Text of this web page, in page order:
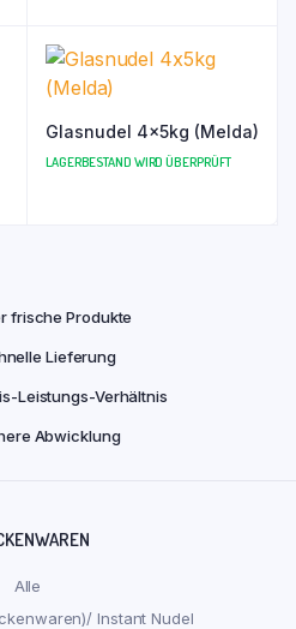
Glasnudel 4x5kg (Melda)
LAGERBESTAND WIRD ÜBERPRÜFT
frische Produkte
Lieferung
Leistungs-Verhältnis
Abwicklung
Alle
Instant Nudel